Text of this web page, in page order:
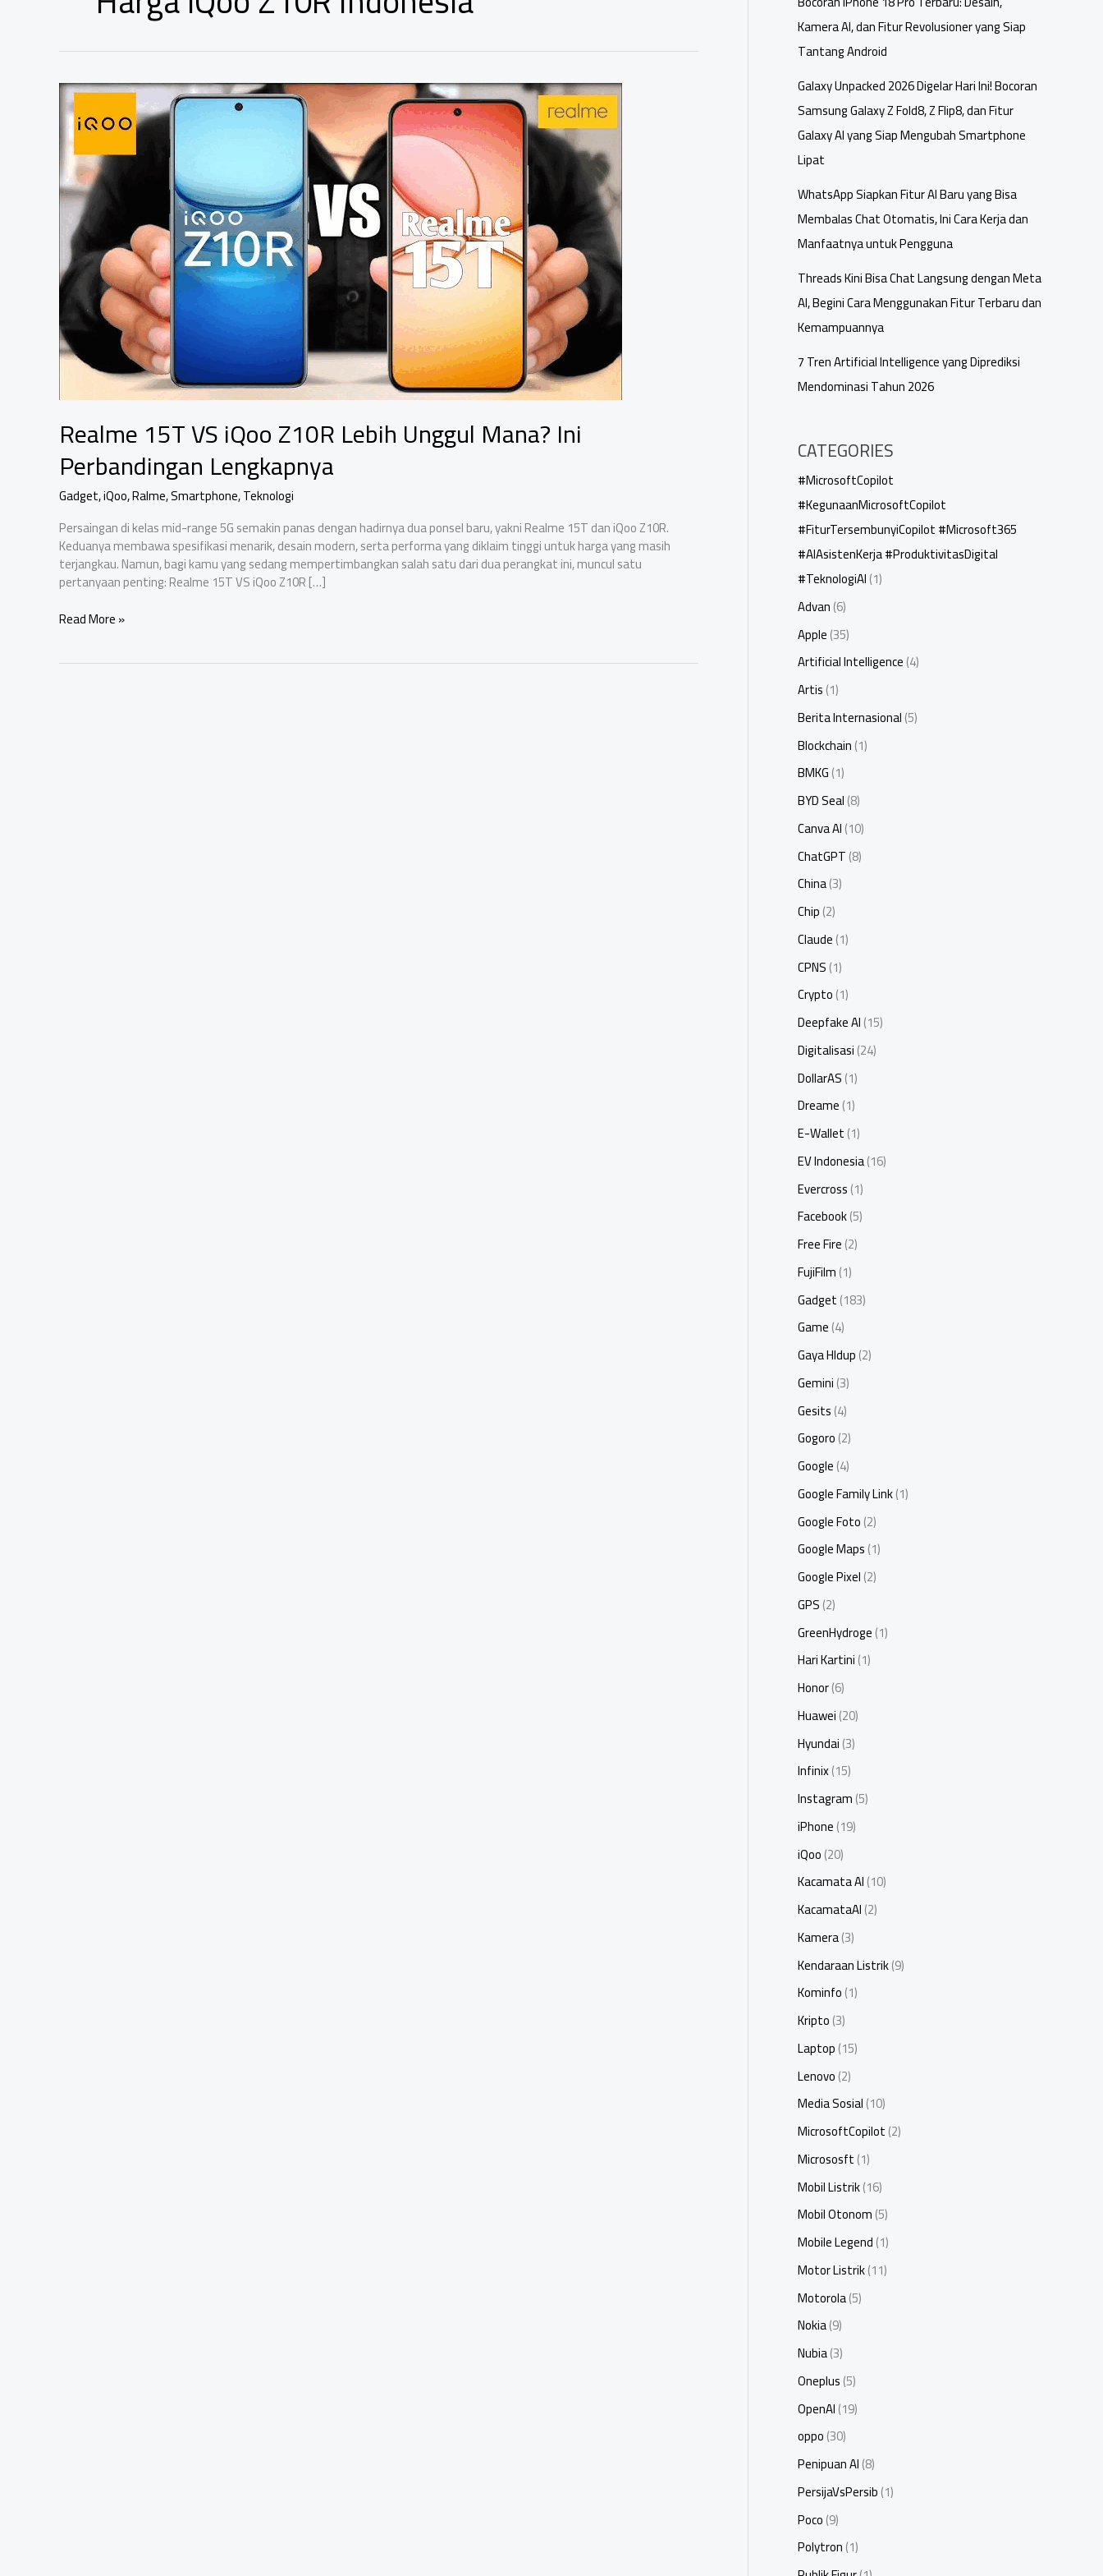
Realme 15T VS iQoo Z10R Lebih Unggul Mana? Ini
Perbandingan Lengkapnya
Gadget,iQoo,Ralme,Smartphone,Teknologi
Persaingan di kelas mid-range 5G semakin panas dengan hadirnya dua ponsel baru, yakni Realme 15T dan iQoo Z10R.
Keduanya membawa spesifikasi menarik, desain modern, serta performa yang diklaim tinggi untuk harga yang masih
terjangkau. Namun, bagi kamu yang sedang mempertimbangkan salah satu dari dua perangkat ini, muncul satu
pertanyaan penting: Realme 15T VS iQoo Z10R […]
Realme
iQoo
Read More »
Kamera AI, dan Fitur Revolusioner yang Siap
Tantang Android
Galaxy Unpacked 2026 Digelar Hari Ini! Bocoran
Samsung Galaxy Z Fold8, Z Flip8, dan Fitur
Galaxy AI yang Siap Mengubah Smartphone
Lipat
WhatsApp Siapkan Fitur AI Baru yang Bisa
Membalas Chat Otomatis, Ini Cara Kerja dan
Manfaatnya untuk Pengguna
Threads Kini Bisa Chat Langsung dengan Meta
AI, Begini Cara Menggunakan Fitur Terbaru dan
Kemampuannya
7 Tren Artificial Intelligence yang Diprediksi
Mendominasi Tahun 2026
CATEGORIES
#MicrosoftCopilot
#KegunaanMicrosoftCopilot
#FiturTersembunyiCopilot #Microsoft365
#AIAsistenKerja #ProduktivitasDigital
#TeknologiAI(1)
Advan(6)
Apple(35)
Artificial Intelligence(4)
Artis(1)
Berita Internasional(5)
Blockchain(1)
BMKG(1)
BYD Seal(8)
Canva AI(10)
ChatGPT(8)
China(3)
Chip(2)
Claude(1)
CPNS(1)
Crypto(1)
Deepfake AI(15)
Digitalisasi(24)
DollarAS(1)
Dreame(1)
E-Wallet(1)
EV Indonesia(16)
Evercross(1)
Facebook(5)
Free Fire(2)
FujiFilm(1)
Gadget(183)
Game(4)
Gaya HIdup(2)
Gemini(3)
Gesits(4)
Gogoro(2)
Google(4)
Google Family Link(1)
Google Foto(2)
Google Maps(1)
Google Pixel(2)
GPS(2)
GreenHydroge(1)
Hari Kartini(1)
Honor(6)
Huawei(20)
Hyundai(3)
Infinix(15)
Instagram(5)
iPhone(19)
iQoo(20)
Kacamata AI(10)
KacamataAI(2)
Kamera(3)
Kendaraan Listrik(9)
Kominfo(1)
Kripto(3)
Laptop(15)
Lenovo(2)
Media Sosial(10)
MicrosoftCopilot(2)
Micrososft(1)
Mobil Listrik(16)
Mobil Otonom(5)
Mobile Legend(1)
Motor Listrik(11)
Motorola(5)
Nokia(9)
Nubia(3)
Oneplus(5)
OpenAI(19)
oppo(30)
Penipuan AI(8)
PersijaVsPersib(1)
Poco(9)
Polytron(1)